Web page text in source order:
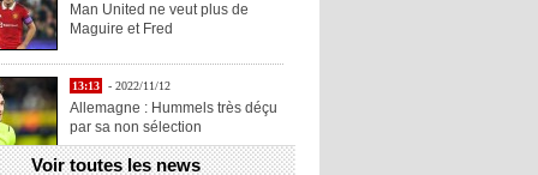
Man United ne veut plus de
Maguire et Fred
13:13 - 2022/11/12
Allemagne : Hummels très déçu
par sa non sélection
Voir toutes les news